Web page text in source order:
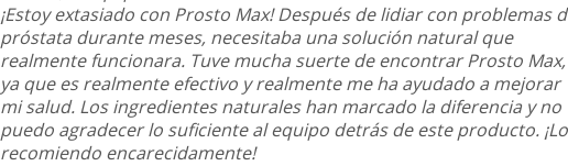
¡Estoy extasiado con Prosto Max! Después de lidiar con problemas
próstata durante meses, necesitaba una solución natural que
realmente funcionara. Tuve mucha suerte de encontrar Prosto Max,
ya que es realmente efectivo y realmente me ha ayudado a mejorar
mi salud. Los ingredientes naturales han marcado la diferencia y no
puedo agradecer lo suficiente al equipo detrás de este producto. ¡Lo
recomiendo encarecidamente!